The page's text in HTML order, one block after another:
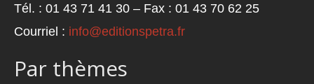
Tél. : 01 43 71 41 30 – Fax : 01 43 70 62 25
Courriel : info@editionspetra.fr
Par thèmes